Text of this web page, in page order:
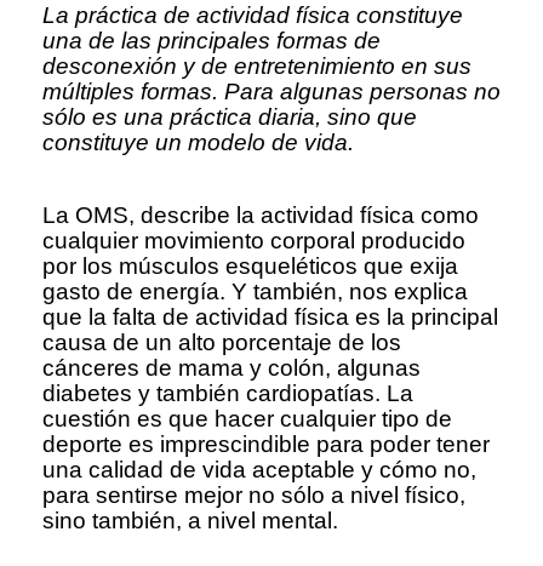
La práctica de actividad física constituye
una de las principales formas de
desconexión y de entretenimiento en sus
múltiples formas. Para algunas personas no
sólo es una práctica diaria, sino que
constituye un modelo de vida.
La OMS, describe la actividad física como
cualquier movimiento corporal producido
por los músculos esqueléticos que exija
gasto de energía. Y también, nos explica
que la falta de actividad física es la principal
causa de un alto porcentaje de los
cánceres de mama y colón, algunas
diabetes y también cardiopatías. La
cuestión es que hacer cualquier tipo de
deporte es imprescindible para poder tener
una calidad de vida aceptable y cómo no,
para sentirse mejor no sólo a nivel físico,
sino también, a nivel mental.